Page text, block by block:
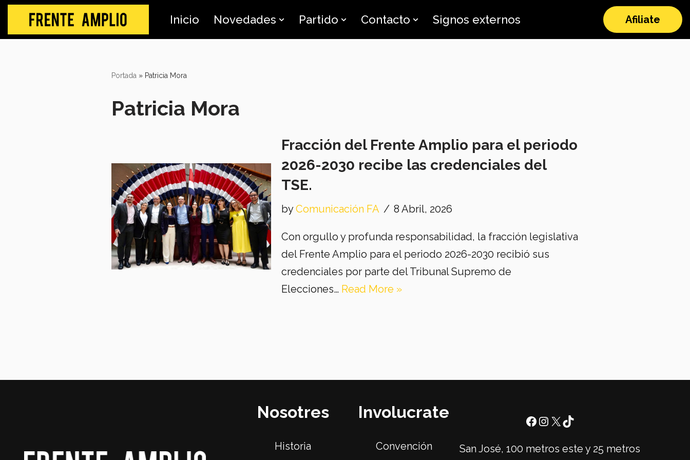
to
Inicio Novedades Partido Contacto Signos externos Afiliate
Portada » Patricia Mora
Patricia Mora
Fracción del Frente Amplio para el periodo
2026-2030 recibe las credenciales del
TSE.
byComunicación FA 8 Abril, 2026
Con orgullo y profunda responsabilidad, la fracción legislativa
del Frente Amplio para el periodo 2026-2030 recibió sus
credenciales por parte del Tribunal Supremo de
Elecciones… Read More »
Nosotres
Historia
Involucrate
Convención San José, 100 metros este y 25 metros